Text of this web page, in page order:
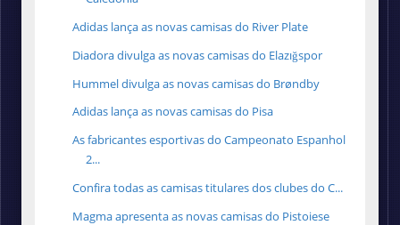
Adidas lança as novas camisas do River Plate
Diadora divulga as novas camisas do Elazığspor
Hummel divulga as novas camisas do Brøndby
Adidas lança as novas camisas do Pisa
As fabricantes esportivas do Campeonato Espanhol
2...
Confira todas as camisas titulares dos clubes do C...
Magma apresenta as novas camisas do Pistoiese